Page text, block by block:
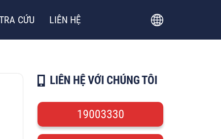
CỨU LIÊN HỆ
LIÊN HỆ VỚI CHÚNG TÔI
19003330